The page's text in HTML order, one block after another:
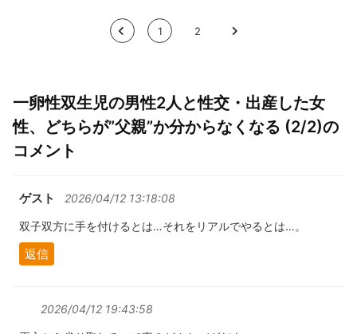
< 1 2 >
一卵性双生児の男性2人と性交・出産した女
性、どちらが”父親”か分からなくなる (2/2)の
コメント
ゲスト 2026/04/12 13:18:08
双子双方に手を付けるとは…それをリアルでやるとは…。
返信
2026/04/12 19:43:58